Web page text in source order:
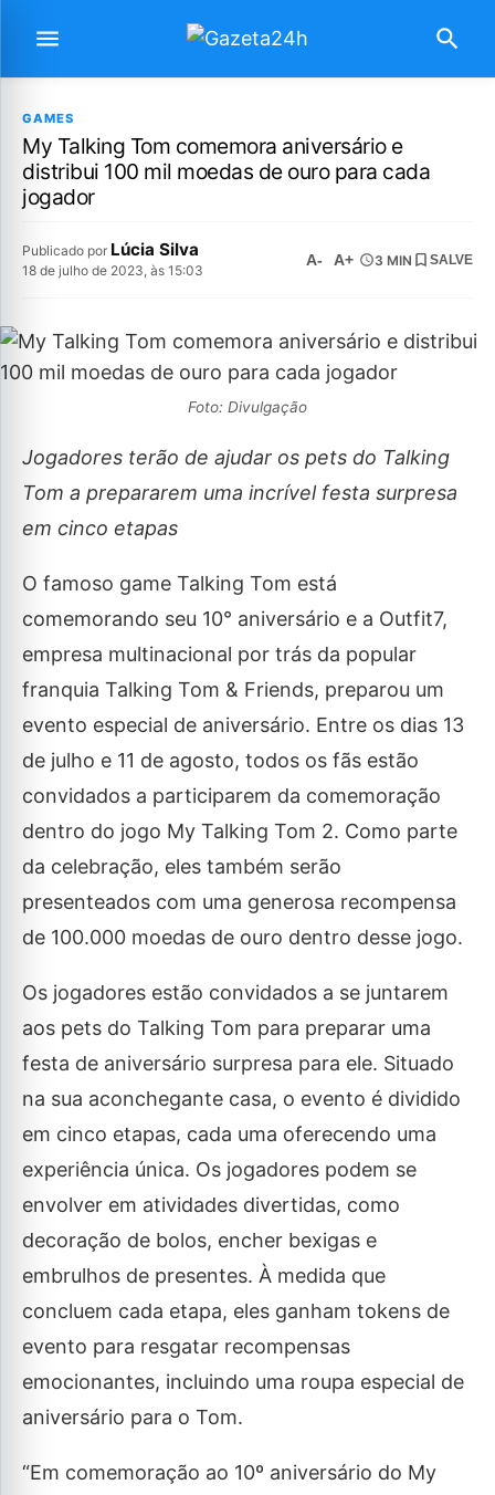
GAMES
My Talking Tom comemora aniversário e
distribui 100 mil moedas de ouro para cada
jogador
Publicado por Lúcia Silva
18 de julho de 2023, às 15:03
A- A+ 3 MIN SALVE
Foto: Divulgação
Jogadores terão de ajudar os pets do Talking
Tom a prepararem uma incrível festa surpresa
em cinco etapas
O famoso game Talking Tom está
comemorando seu 10° aniversário e a Outfit7,
empresa multinacional por trás da popular
franquia Talking Tom & Friends, preparou um
evento especial de aniversário. Entre os dias 13
de julho e 11 de agosto, todos os fãs estão
convidados a participarem da comemoração
dentro do jogo My Talking Tom 2. Como parte
da celebração, eles também serão
presenteados com uma generosa recompensa
de 100.000 moedas de ouro dentro desse jogo.
Os jogadores estão convidados a se juntarem
aos pets do Talking Tom para preparar uma
festa de aniversário surpresa para ele. Situado
na sua aconchegante casa, o evento é dividido
em cinco etapas, cada uma oferecendo uma
experiência única. Os jogadores podem se
envolver em atividades divertidas, como
decoração de bolos, encher bexigas e
embrulhos de presentes. À medida que
concluem cada etapa, eles ganham tokens de
evento para resgatar recompensas
emocionantes, incluindo uma roupa especial de
aniversário para o Tom.
“Em comemoração ao 10º aniversário do My